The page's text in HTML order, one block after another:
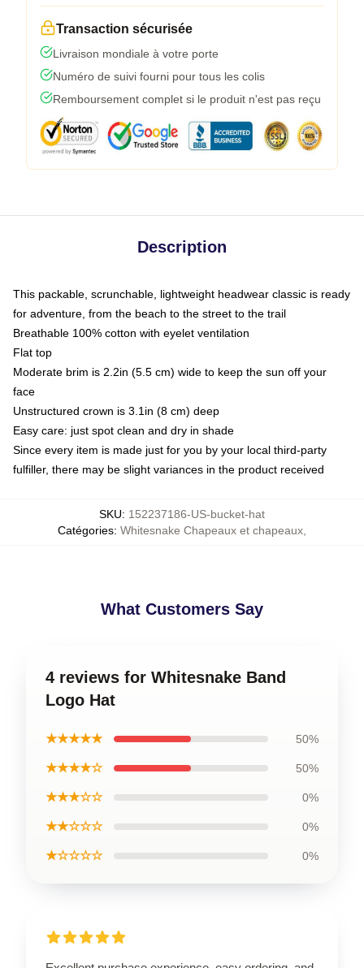
Transaction sécurisée
Livraison mondiale à votre porte
Numéro de suivi fourni pour tous les colis
Remboursement complet si le produit n'est pas reçu
Description
This packable, scrunchable, lightweight headwear classic is ready
for adventure, from the beach to the street to the trail
Breathable 100% cotton with eyelet ventilation
Flat top
Moderate brim is 2.2in (5.5 cm) wide to keep the sun off your
face
Unstructured crown is 3.1in (8 cm) deep
Easy care: just spot clean and dry in shade
Since every item is made just for you by your local third-party
fulfiller, there may be slight variances in the product received
SKU: 152237186-US-bucket-hat
Catégories: Whitesnake Chapeaux et chapeaux
What Customers Say
4 reviews for Whitesnake Band
Logo Hat
★★★★★ 50%
★★★★☆ 50%
★★★☆☆ 0%
★★☆☆☆ 0%
★☆☆☆☆ 0%